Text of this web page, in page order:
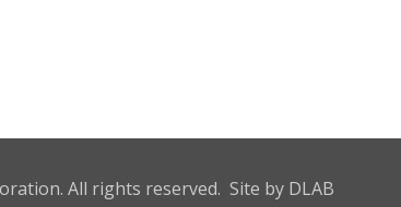
All rights reserved. Site by DLAB